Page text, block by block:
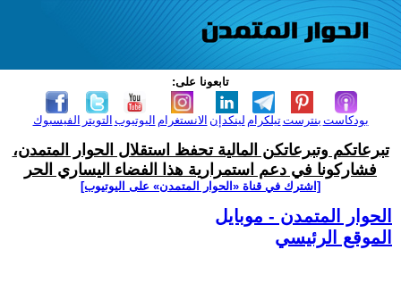
تابعونا على:
الفيسبوك التويتر اليوتيوب الانستغرام لينكدإن تيلكرامبنترست بودكاست
تبرعاتكم وتبرعاتكن المالية تحفظ استقلال الحوار المتمدن،
فشاركونا في دعم استمرارية هذا الفضاء اليساري الحر
[اشترك في قناة ‫«الحوار المتمدن» على اليوتيوب]
الحوار المتمدن - موبايل
الموقع الرئيسي